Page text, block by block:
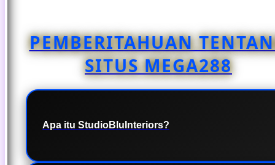
PEMBERITAHUAN
SITUS MEGA288
Apa itu StudioBluInteriors?